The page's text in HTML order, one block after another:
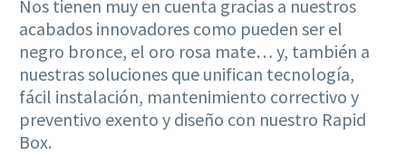
Nos tienen muy en cuenta gracias a nuestros
acabados innovadores como pueden ser el
negro bronce, el oro rosa mate… y, también a
nuestras soluciones que unifican tecnología,
fácil instalación, mantenimiento correctivo y
preventivo exento y diseño con nuestro Rapid
Box.